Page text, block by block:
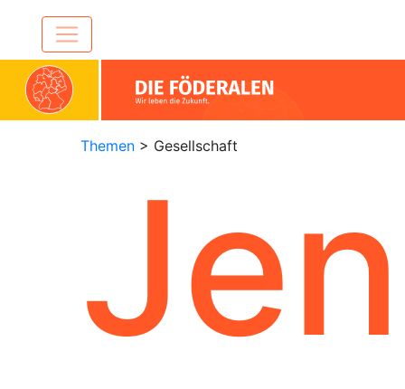
Themen > Gesellschaft